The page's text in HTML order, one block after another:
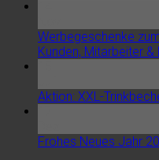
Werbegeschenke
Kunden, Mitarbeiter &
Aktion: XXL-
Frohes Neues Jahr